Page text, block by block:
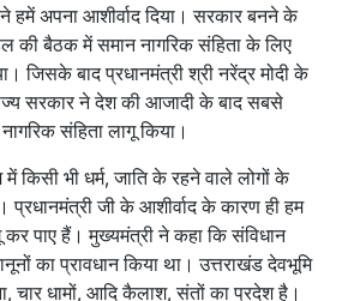
हमें अपना आशीर्वाद दिया। सरकार बनने के
की बैठक में समान नागरिक संहिता के लिए
जिसके बाद प्रधानमंत्री श्री नरेंद्र मोदी के
सरकार ने देश की आजादी के बाद सबसे
संहिता लागू किया।
किसी भी धर्म, जाति के रहने वाले लोगों के
जी के आशीर्वाद के कारण ही हम
कर पाए हैं। मुख्यमंत्री ने कहा कि संविधान
का प्रावधान किया था। उत्तराखंड देवभूमि
चार धामों, आदि कैलाश, संतों का प्रदेश है।